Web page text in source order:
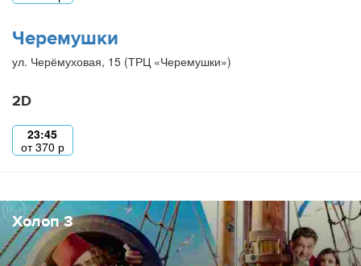
Черемушки
ул. Черёмуховая, 15 (ТРЦ «Черемушки»)
2D
23:45
от370 р
Холоп 3